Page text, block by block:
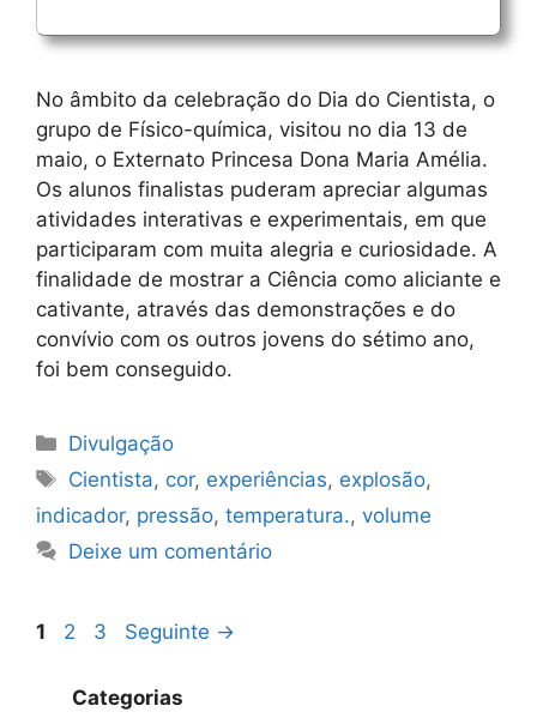
No âmbito da celebração do Dia do Cientista, o
grupo de Físico-química, visitou no dia 13 de
maio, o Externato Princesa Dona Maria Amélia.
Os alunos finalistas puderam apreciar algumas
atividades interativas e experimentais, em que
participaram com muita alegria e curiosidade. A
finalidade de mostrar a Ciência como aliciante e
cativante, através das demonstrações e do
convívio com os outros jovens do sétimo ano,
foi bem conseguido.
Categorias
Divulgação
Etiquetas
Cientista, cor, experiências, explosão,
indicador, pressão, temperatura., volume
Deixe um comentário
Navegação
artigos
Página
1 Página
2 Página
3 Seguinte →
Categorias